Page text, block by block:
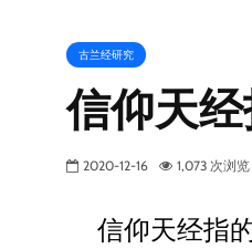
古兰经研究
信仰天
2020-12-16 1,073 次浏览
信仰天经指